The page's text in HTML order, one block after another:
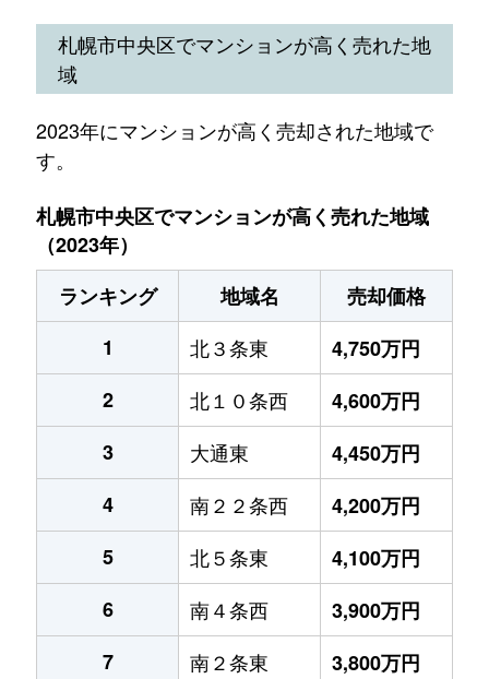
札幌市中央区でマンションが高く売れた地
域
2023年にマンションが高く売却された地域で
す。
札幌市中央区でマンションが高く売れた地域
（2023年）
ランキング
地域名
売却価格
1
北３条東
4,750万円
2
北１０条西
4,600万円
3
大通東
4,450万円
4
南２２条西
4,200万円
5
北５条東
4,100万円
6
南４条西
3,900万円
7
南２条東 3,800万円